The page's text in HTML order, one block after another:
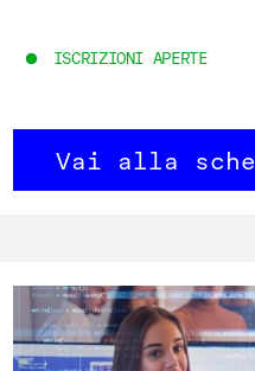
ISCRIZIONI APERTE
Vai alla